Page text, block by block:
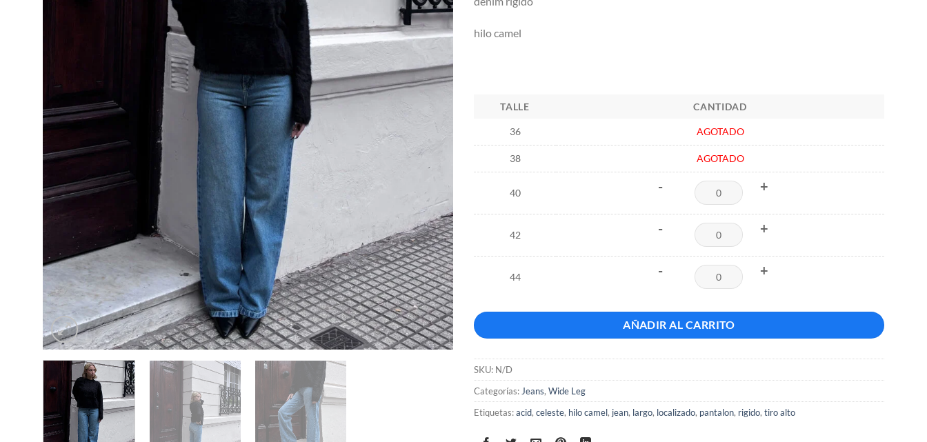
hilo camel
TALLE CANTIDAD
36 AGOTADO
38 AGOTADO
40 - +
42 - +
44 - +
AÑADIR AL CARRITO
SKU: N/D
Categorías: Jeans, Wide Leg
Etiquetas:acid, celeste, hilo camel, jean, largo, localizado, pantalon, rigido, tiro alto